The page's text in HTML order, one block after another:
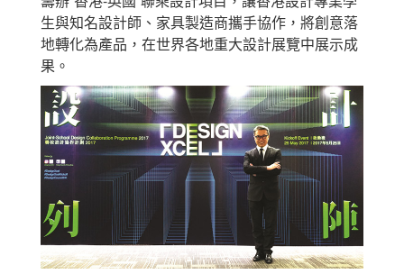
生與知名設計師、家具製造商攜手協作，將創意落
地轉化為產品，在世界各地重大設計展覽中展示成
果。